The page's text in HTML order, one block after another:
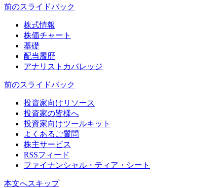
前のスライドバック
株式情報
株価チャート
基礎
配当履歴
アナリストカバレッジ
前のスライドバック
投資家向けリソース
投資家の皆様へ
投資家向けツールキット
よくあるご質問
株主サービス
RSSフィード
ファイナンシャル・ティア・シート
本文へスキップ